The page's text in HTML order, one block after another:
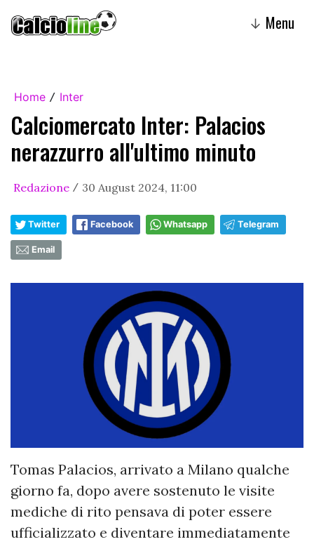
↓ Menu
Home / Inter
Calciomercato Inter: Palacios
nerazzurro all'ultimo minuto
Redazione / 30 August 2024, 11:00
Twitter Facebook Whatsapp Telegram
Email
Tomas Palacios, arrivato a Milano qualche
giorno fa, dopo avere sostenuto le visite
mediche di rito pensava di poter essere
ufficializzato e diventare immediatamente